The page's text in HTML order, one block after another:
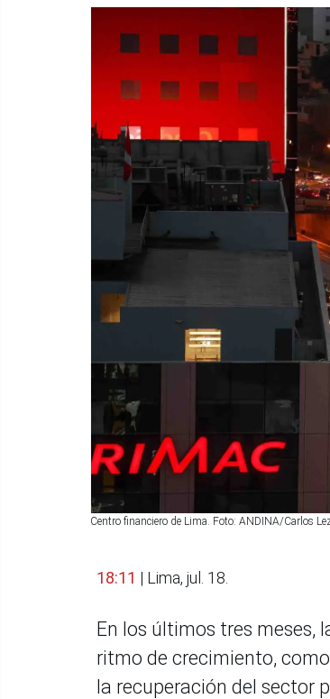
Centro financiero de Lima. Foto: ANDINA/Carlos
18:11 | Lima, jul. 18.
En los últimos tres meses,
ritmo de crecimiento,
la recuperación del sector